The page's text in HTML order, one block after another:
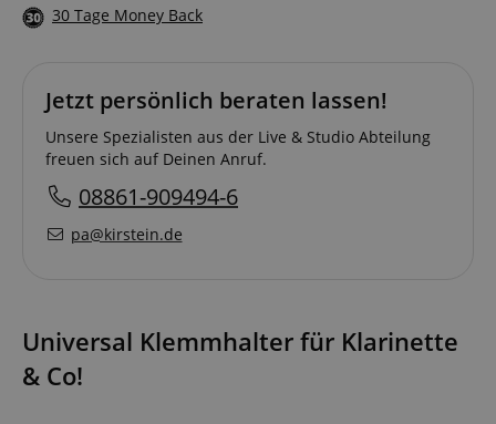
30 Tage Money Back
Jetzt persönlich beraten lassen!
Unsere Spezialisten aus der Live & Studio Abteilung
freuen sich auf Deinen Anruf.
08861-909494-6
pa@kirstein.de
Universal Klemmhalter für Klarinette
& Co!